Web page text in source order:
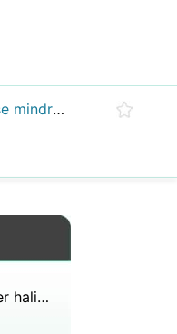
Hvordan får du tenner til å se mindre ut uten filing?
Hvorfor forårsaker gulltenner halitose og gir dårlig smak i munnen?